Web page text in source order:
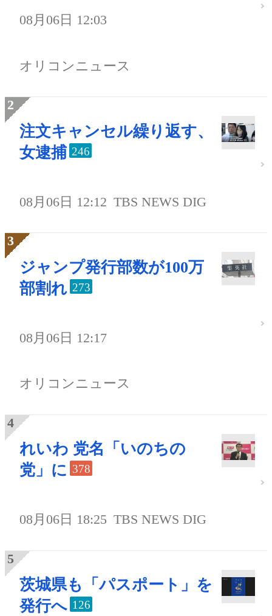
08月06日 12:03
オリコンニュース
注文キャンセル繰り返す、
女逮捕 246
08月06日 12:12 TBS NEWS DIG
ジャンプ発行部数が100万
部割れ 273
08月06日 12:17
オリコンニュース
れいわ 党名「いのちの
党」に 378
08月06日 18:25 TBS NEWS DIG
茨城県も「パスポート」を
発行へ 126